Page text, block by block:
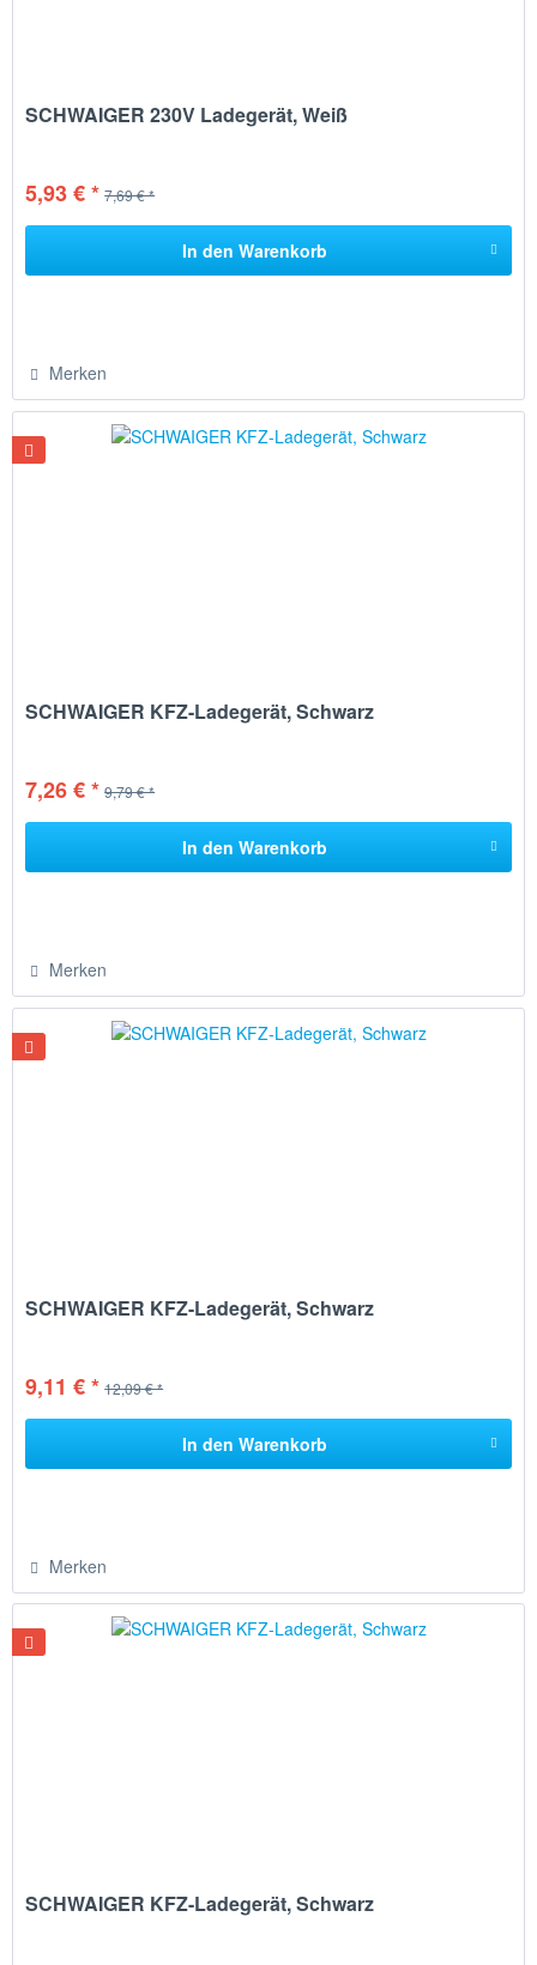
SCHWAIGER 230V Ladegerät, Weiß
5,93 € * 7,69 € *
In den Warenkorb
Merken
SCHWAIGER KFZ-Ladegerät, Schwarz
7,26 € * 9,79 € *
In den Warenkorb
Merken
SCHWAIGER KFZ-Ladegerät, Schwarz
9,11 € * 12,09 € *
In den Warenkorb
Merken
SCHWAIGER KFZ-Ladegerät, Schwarz